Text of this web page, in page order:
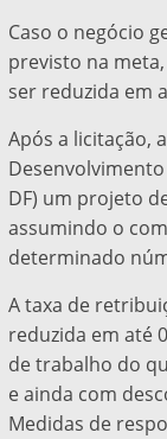
Caso o negócio
previsto na
ser reduzida em
Após a licitação,
DF) um projeto
assumindo o
determinado
A taxa de
reduzida em até
de trabalho do
e ainda com
Medidas de